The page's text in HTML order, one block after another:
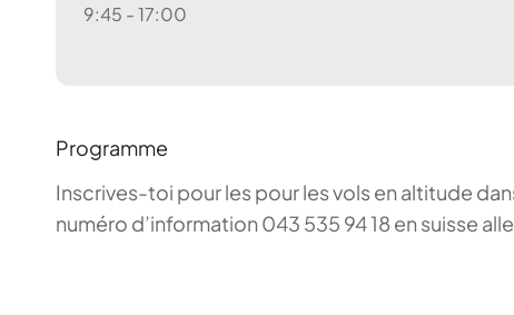
9:45 - 17:00
Programme
Inscrives-toi pour les pour les vols en altitude
numéro d’information 043 535 94 18 en suisse